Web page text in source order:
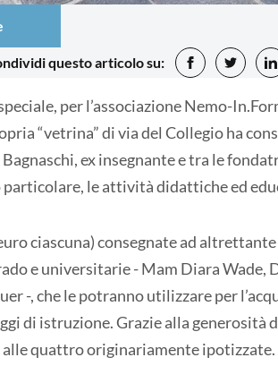
questo articolo su:
per l’associazione Nemo-
“vetrina” di via del Collegio ha
ex insegnante e tra le
particolare, le attività didattiche ed
ciascuna) consegnate ad
e universitarie - Mam Diara Wade,
-, che le potranno utilizzare per
di istruzione. Grazie alla generosità
quattro originariamente ipotizzate.